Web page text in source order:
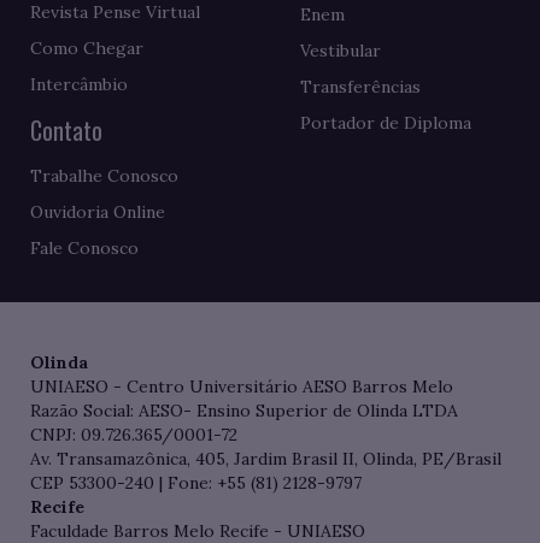
Revista Pense Virtual
Como Chegar
Intercâmbio
Contato
Trabalhe Conosco
Ouvidoria Online
Fale Conosco
Enem
Vestibular
Transferências
Portador de Diploma
Olinda
UNIAESO - Centro Universitário AESO Barros Melo
Razão Social: AESO- Ensino Superior de Olinda LTDA
CNPJ: 09.726.365/0001-72
Av. Transamazônica, 405, Jardim Brasil II, Olinda, PE/Brasil
CEP 53300-240 | Fone: +55 (81) 2128-9797
Recife
Faculdade Barros Melo Recife - UNIAESO